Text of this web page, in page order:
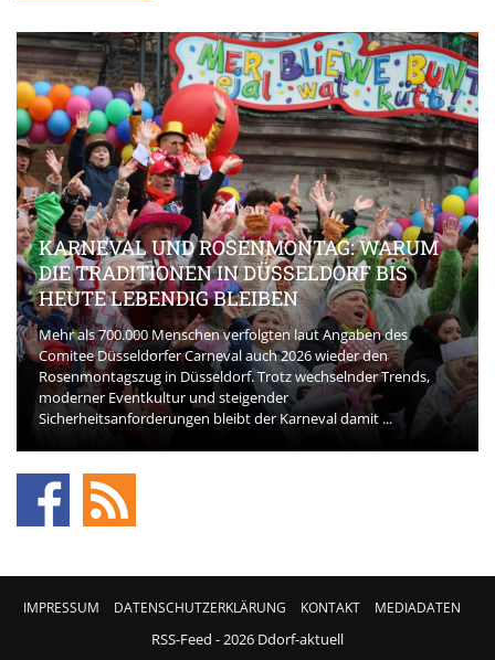
KARNEVAL UND ROSENMONTAG: WARUM
DIE TRADITIONEN IN DÜSSELDORF BIS
HEUTE LEBENDIG BLEIBEN
Mehr als 700.000 Menschen verfolgten laut Angaben des
Comitee Düsseldorfer Carneval auch 2026 wieder den
Rosenmontagszug in Düsseldorf. Trotz wechselnder Trends,
moderner Eventkultur und steigender
Sicherheitsanforderungen bleibt der Karneval damit ...
IMPRESSUM DATENSCHUTZERKLÄRUNG KONTAKT MEDIADATEN
RSS-Feed - 2026 Ddorf-aktuell